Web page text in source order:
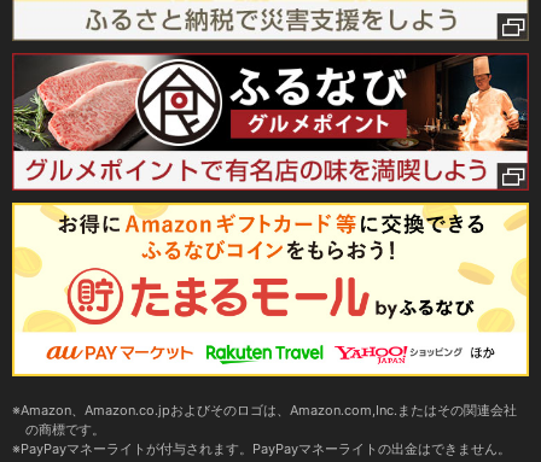
Amazon、Amazon.co.jpおよびそのロゴは、Amazon.com,Inc.またはその関連会社
の商標です。
PayPayマネーライトが付与されます。PayPayマネーライトの出金はできません。